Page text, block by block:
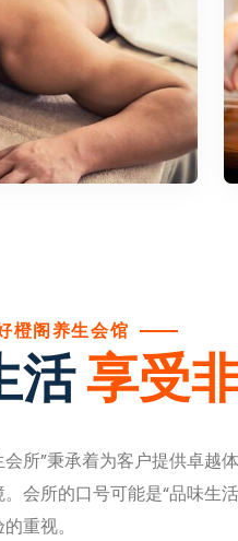
橙阁养生会馆
活享受
所”秉承着为客户提供卓越
会所的口号可能是“品味生
重视。